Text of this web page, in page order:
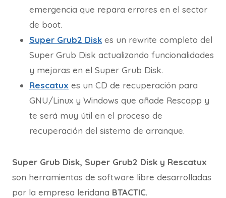
emergencia que repara errores en el sector
de boot.
Super Grub2 Disk es un rewrite completo del
Super Grub Disk actualizando funcionalidades
y mejoras en el Super Grub Disk.
Rescatux es un CD de recuperación para
GNU/Linux y Windows que añade Rescapp y
te será muy útil en el proceso de
recuperación del sistema de arranque.
Super Grub Disk, Super Grub2 Disk y Rescatux
son herramientas de software libre desarrolladas
por la empresa leridana BTACTIC.